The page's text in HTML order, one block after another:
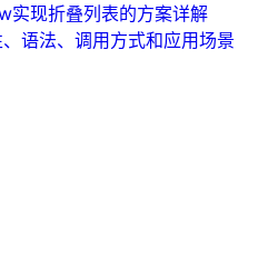
现折叠列表的方案详解
语法、调用方式和应用场景